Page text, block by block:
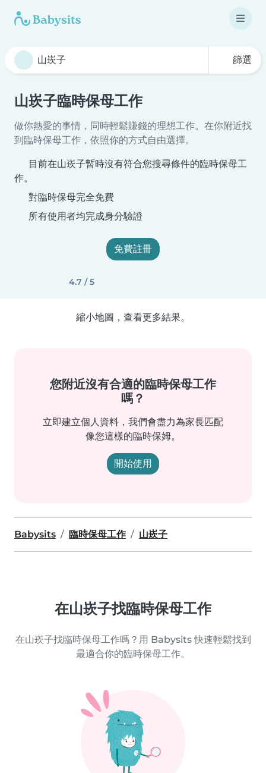
篩選
山崁子臨時保母工作
做你熱愛的事情，同時輕鬆賺錢的理想工作。在你附近找
到臨時保母工作，依照你的方式自由選擇。
目前在山崁子暫時沒有符合您搜尋條件的臨時保母工
作。
對臨時保母完全免費
所有使用者均完成身分驗證
免費註冊
4.7 / 5
縮小地圖，查看更多結果。
您附近沒有合適的臨時保母工作
嗎？
立即建立個人資料，我們會盡力為家長匹配
像您這樣的臨時保姆。
開始使用
Babysits 臨時保母工作 山崁子
在山崁子找臨時保母工作
在山崁子找臨時保母工作嗎？用 Babysits 快速輕鬆找到
最適合你的臨時保母工作。